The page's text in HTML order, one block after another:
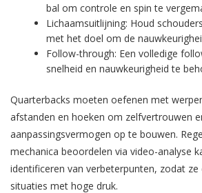
bal om controle en spin te
Lichaamsuitlijning: Houd
met het doel om de
Follow-through: Een volledige
snelheid en nauwkeurigheid te
Quarterbacks moeten oefenen met
afstanden en hoeken om zelfvertrouwen
aanpassingsvermogen op te bouwen.
mechanica beoordelen via video-analyse
identificeren van verbeterpunten, zodat
situaties met hoge druk.